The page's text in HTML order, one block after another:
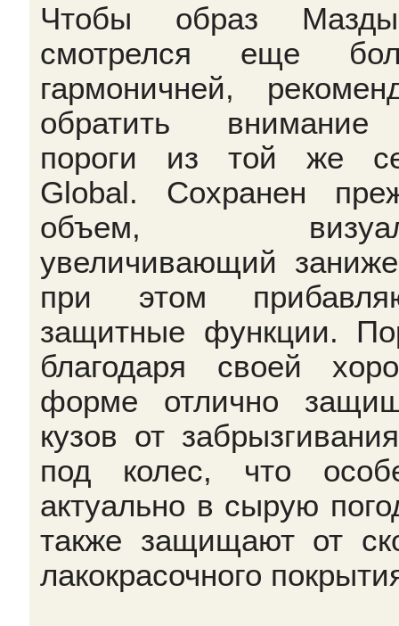
Чтобы образ
смотрелся еще
гармоничней,
обратить
пороги из той же
Global. Сохранен
объем,
увеличивающий
при этом
защитные функции.
благодаря своей
форме отлично
кузов от
под колес, что
актуально в сырую
также защищают от
лакокрасочного